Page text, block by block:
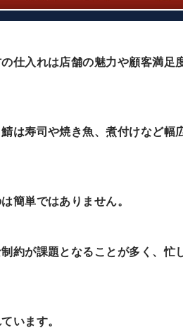
仕入れは店舗の魅力や顧客満足
は寿司や焼き魚、煮付けなど幅
簡単ではありません。
約が課題となることが多く、忙
います。